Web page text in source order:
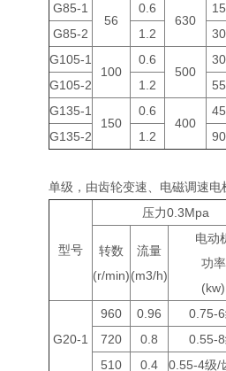
G85-1
56
0.6
630
15
G85-2
1.2
30
G105-1
100
0.6
500
30
G105-2
1.2
55
G135-1
150
0.6
400
45
G135-2
1.2 90
单级，由齿轮变速、电磁
型号
压力0.3Mpa
转数
(r/min)
流量
(m3/h)
电动
功率
(kw)
G20-1
960 0.96 0.75-
720 0.8 0.55-
510
0.4 0.55-4级/